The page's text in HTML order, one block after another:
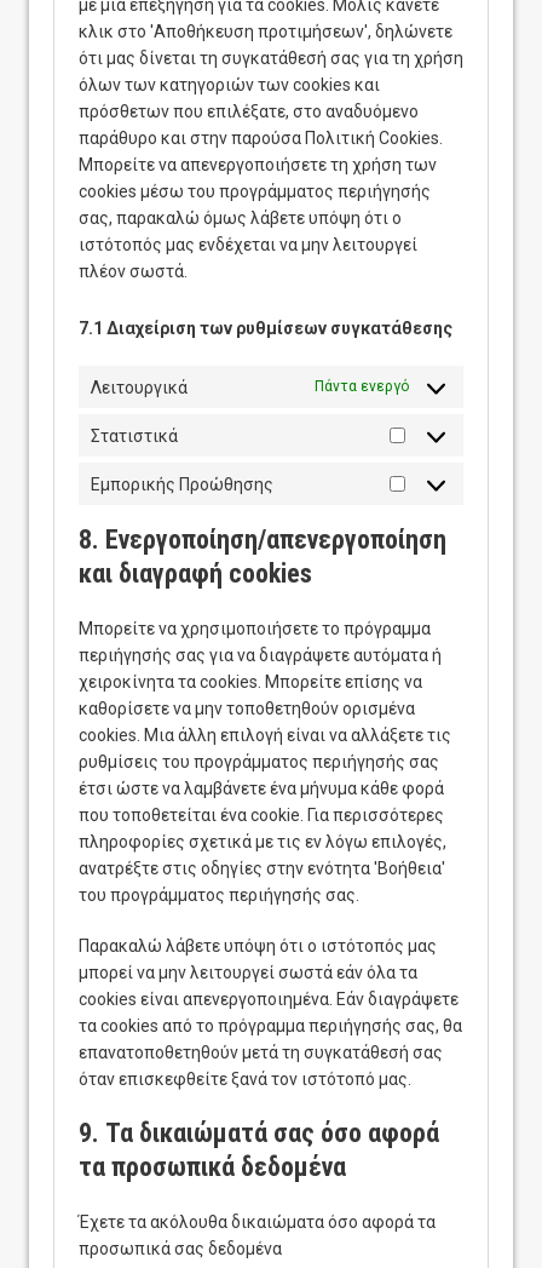
με μια επεξήγηση για τα cookies. Μόλις κάνετε
κλικ στο 'Αποθήκευση προτιμήσεων', δηλώνετε
ότι μας δίνεται τη συγκατάθεσή σας για τη χρήση
όλων των κατηγοριών των cookies και
πρόσθετων που επιλέξατε, στο αναδυόμενο
παράθυρο και στην παρούσα Πολιτική Cookies.
Μπορείτε να απενεργοποιήσετε τη χρήση των
cookies μέσω του προγράμματος περιήγησής
σας, παρακαλώ όμως λάβετε υπόψη ότι ο
ιστότοπός μας ενδέχεται να μην λειτουργεί
πλέον σωστά.
7.1 Διαχείριση των ρυθμίσεων συγκατάθεσης
Λειτουργικά Πάντα ενεργό
Στατιστικά
Στατιστικά
Εμπορικής Προώθησης
Εμπορικής
8. Ενεργοποίηση/απενεργοποίηση
και διαγραφή cookies
Μπορείτε να χρησιμοποιήσετε το πρόγραμμα
περιήγησής σας για να διαγράψετε αυτόματα ή
χειροκίνητα τα cookies. Μπορείτε επίσης να
καθορίσετε να μην τοποθετηθούν ορισμένα
cookies. Μια άλλη επιλογή είναι να αλλάξετε τις
ρυθμίσεις του προγράμματος περιήγησής σας
έτσι ώστε να λαμβάνετε ένα μήνυμα κάθε φορά
που τοποθετείται ένα cookie. Για περισσότερες
πληροφορίες σχετικά με τις εν λόγω επιλογές,
ανατρέξτε στις οδηγίες στην ενότητα 'Βοήθεια'
του προγράμματος περιήγησής σας.
Παρακαλώ λάβετε υπόψη ότι ο ιστότοπός μας
μπορεί να μην λειτουργεί σωστά εάν όλα τα
cookies είναι απενεργοποιημένα. Εάν διαγράψετε
τα cookies από το πρόγραμμα περιήγησής σας, θα
επανατοποθετηθούν μετά τη συγκατάθεσή σας
όταν επισκεφθείτε ξανά τον ιστότοπό μας.
9. Τα δικαιώματά σας όσο αφορά
τα προσωπικά δεδομένα
Έχετε τα ακόλουθα δικαιώματα όσο αφορά τα
προσωπικά σας δεδομένα